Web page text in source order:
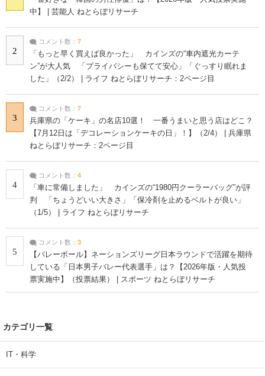
中】 | 芸能人 ねとらぼリサーチ
2
コメント数： 7
「もっと早く買えば良かった」 カインズの“車内遮光カーテ
ン”が大人気 「プライバシーも保てて安心」「ぐっすり眠れま
した」（2/2） | ライフ ねとらぼリサーチ：2ページ目
3
コメント数： 7
兵庫県の「ケーキ」の名店10選！ 一番うまいと思う店はどこ？
【7月12日は「デコレーションケーキの日」！】（2/4） | 兵庫県
ねとらぼリサーチ：2ページ目
4
コメント数： 4
「車に常備しました」 カインズの“1980円クーラーバッグ”が評
判 「ちょうどいい大きさ」「保冷剤を止めるベルトが良い」
（1/5） | ライフ ねとらぼリサーチ
5
コメント数： 3
【バレーボール】ネーションズリーグ日本ラウンドで活躍を期待
している「日本男子バレー代表選手」は？【2026年版・人気投
票実施中】（投票結果） | スポーツ ねとらぼリサーチ
カテゴリ一覧
IT・科学